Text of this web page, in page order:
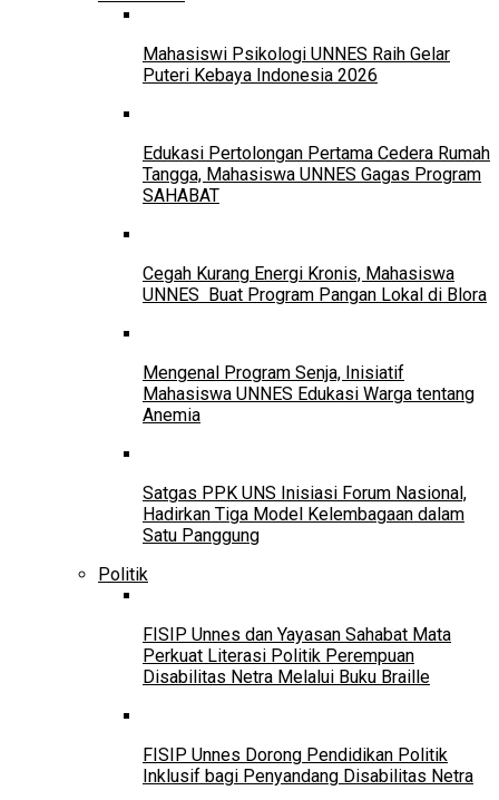
Mahasiswi Psikologi UNNES Raih Gelar
Puteri Kebaya Indonesia 2026
Edukasi Pertolongan Pertama Cedera Rumah
Tangga, Mahasiswa UNNES Gagas Program
SAHABAT
Cegah Kurang Energi Kronis, Mahasiswa
UNNES Buat Program Pangan Lokal di Blora
Mengenal Program Senja, Inisiatif
Mahasiswa UNNES Edukasi Warga tentang
Anemia
Satgas PPK UNS Inisiasi Forum Nasional,
Hadirkan Tiga Model Kelembagaan dalam
Satu Panggung
Politik
FISIP Unnes dan Yayasan Sahabat Mata
Perkuat Literasi Politik Perempuan
Disabilitas Netra Melalui Buku Braille
FISIP Unnes Dorong Pendidikan Politik
Inklusif bagi Penyandang Disabilitas Netra